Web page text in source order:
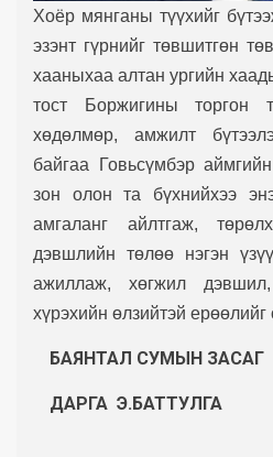
Хоёр мянганы түүхийг
эзэнт гүрнийг төвшитгөн
хааныхаа алтан ургийн
тост Боржигины торгон
хөдөлмөр, амжилт
байгаа Говьсүмбэр
зон олон та бүхнийхээ
амгаланг айлтгаж,
дэвшлийн төлөө нэгэн
ажиллаж, хөгжил
хүрэхийн өлзийтэй
БАЯНТАЛ СУМЫН ЗАСАГ
ДАРГА Э.БАТТУЛГА